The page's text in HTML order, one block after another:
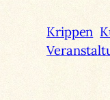
Krippen